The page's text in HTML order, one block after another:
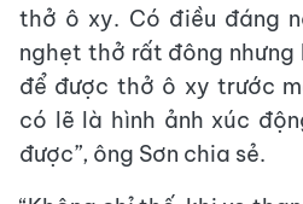
thở ô xy. Có điều đáng
nghẹt thở rất đông nhưng
để được thở ô xy trước
có lẽ là hình ảnh xúc
được”, ông Sơn chia sẻ.